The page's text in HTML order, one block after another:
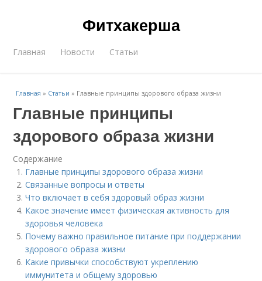
Фитхакерша
Главная Новости Статьи
Главная » Статьи » Главные принципы здорового образа жизни
Главные принципы
здорового образа жизни
Содержание
Главные принципы здорового образа жизни
Связанные вопросы и ответы
Что включает в себя здоровый образ жизни
Какое значение имеет физическая активность для
здоровья человека
Почему важно правильное питание при поддержании
здорового образа жизни
Какие привычки способствуют укреплению
иммунитета и общему здоровью